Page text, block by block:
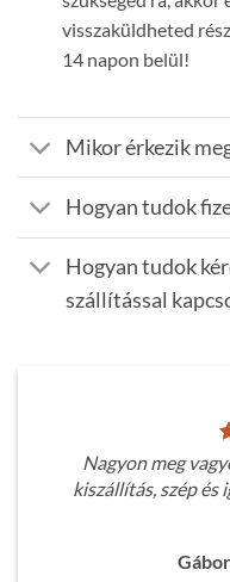
visszaküldheted
14 napon belül!
Mikor érkezik
Hogyan tudok
Hogyan tudok
szállítással
Nagyon meg
kiszállítás, szép és
Gábor